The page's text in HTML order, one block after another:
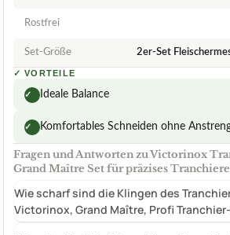
Rostfrei
Set-Größe 2er-Set
✓ VORTEILE
✓ Ideale Balance
✓ Komfortables Schneiden ohne
Fragen und Antworten zu Victorinox
Grand Maître Set für präzises
Wie scharf sind die Klingen des
Victorinox, Grand Maître, Profi